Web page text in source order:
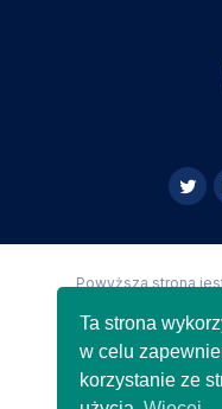
Powyższa strona
Copyright IMGW-
Ta strona
w celu
korzystanie ze